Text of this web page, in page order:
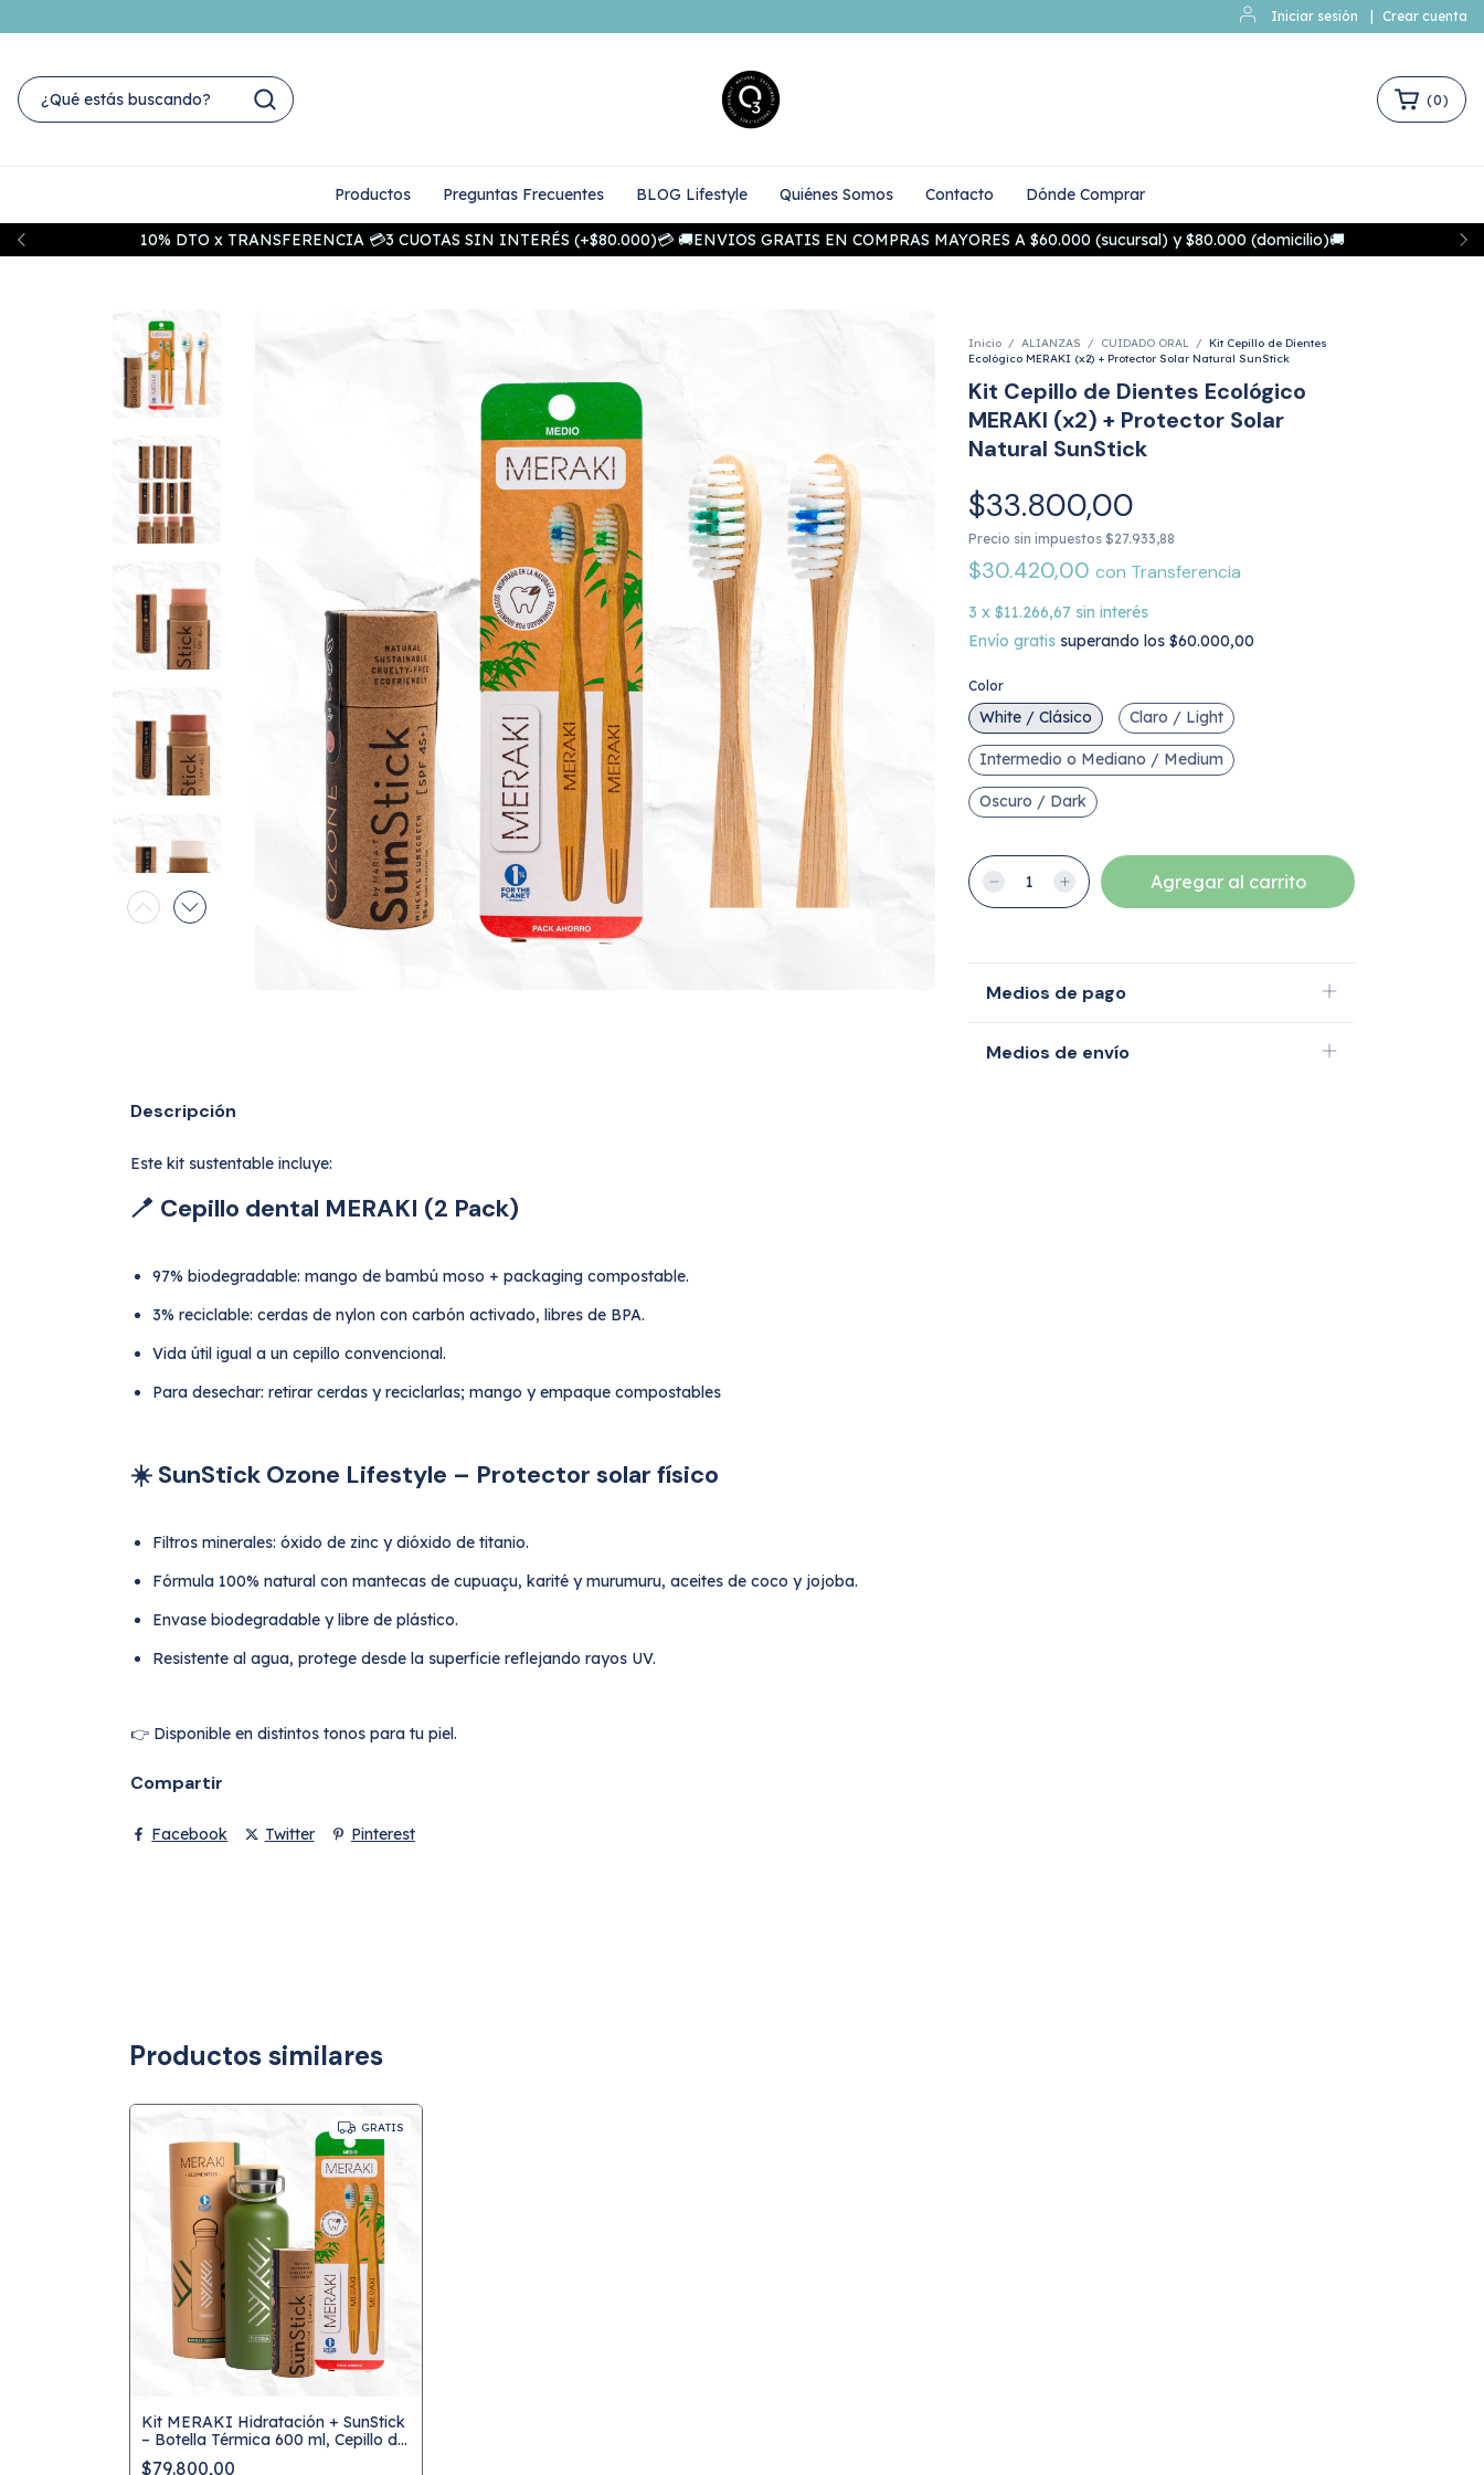
Iniciar sesión Crear cuenta
10% DTO x TRANSFERENCIA 💳3 CUOTAS SIN INTERÉS (+$80.000)💳 🚚ENVIOS GRATIS EN COMPRAS MAYORES A $60.000 (sucursal) y $80.000 (domicilio)🚚
(0)
Productos Preguntas Frecuentes BLOG Lifestyle Quiénes Somos Contacto Dónde Comprar
Inicio / ALIANZAS / CUIDADO ORAL / Kit Cepillo de Dientes
Ecológico MERAKI (x2) + Protector Solar Natural SunStick
Kit Cepillo de Dientes Ecológico
MERAKI (x2) + Protector Solar
Natural SunStick
$33.800,00
Precio sin impuestos $27.933,88
$30.420,00 con Transferencia
3 x $11.266,67 sin interés
Envío gratis superando los $60.000,00
Color
White / Clásico Claro / Light
Intermedio o Mediano / Medium
Oscuro / Dark
Medios de pago
Medios de envío
Descripción
Este kit sustentable incluye:
🪥 Cepillo dental MERAKI (2 Pack)
97% biodegradable: mango de bambú moso + packaging compostable.
3% reciclable: cerdas de nylon con carbón activado, libres de BPA.
Vida útil igual a un cepillo convencional.
Para desechar: retirar cerdas y reciclarlas; mango y empaque compostables
☀️ SunStick Ozone Lifestyle – Protector solar físico
Filtros minerales: óxido de zinc y dióxido de titanio.
Fórmula 100% natural con mantecas de cupuaçu, karité y murumuru, aceites de coco y jojoba.
Envase biodegradable y libre de plástico.
Resistente al agua, protege desde la superficie reflejando rayos UV.
👉 Disponible en distintos tonos para tu piel.
Compartir
Facebook Twitter Pinterest
Productos similares
GRATIS
Kit MERAKI Hidratación + SunStick
– Botella Térmica 600 ml, Cepillo de
Bambú y Protector Solar Natural
$79.800,00